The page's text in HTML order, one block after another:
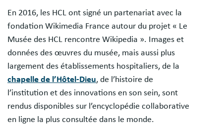
En 2016, les HCL ont signé un partenariat avec la
fondation Wikimedia France autour du projet « Le
Musée des HCL rencontre Wikipedia ». Images et
données des œuvres du musée, mais aussi plus
largement des établissements hospitaliers, de la
chapelle de l’Hôtel-Dieu, de l’histoire de
l’institution et des innovations en son sein, sont
rendus disponibles sur l’encyclopédie collaborative
en ligne la plus consultée dans le monde.